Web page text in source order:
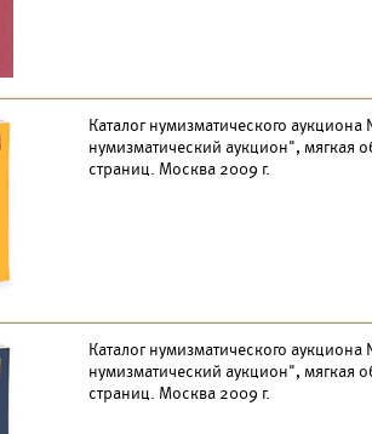
Каталог нумизматического
нумизматический аукцион", мягкая
страниц. Москва 2009 г.
Каталог нумизматического
нумизматический аукцион", мягкая
страниц. Москва 2009 г.